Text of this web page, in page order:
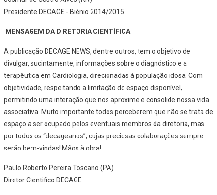
Presidente DECAGE - Biênio 2014/2015
MENSAGEM DA DIRETORIA CIENTÍFICA
A publicação DECAGE NEWS, dentre outros, tem o objetivo de
divulgar, sucintamente, informações sobre o diagnóstico e a
terapêutica em Cardiologia, direcionadas à população idosa. Com
objetividade, respeitando a limitação do espaço disponível,
permitindo uma interação que nos aproxime e consolide nossa vida
associativa. Muito importante todos perceberem que não se trata de
espaço a ser ocupado pelos eventuais membros da diretoria, mas
por todos os “decageanos”, cujas preciosas colaborações sempre
serão bem-vindas! Mãos à obra!
Paulo Roberto Pereira Toscano (PA)
Diretor Cientifico DECAGE